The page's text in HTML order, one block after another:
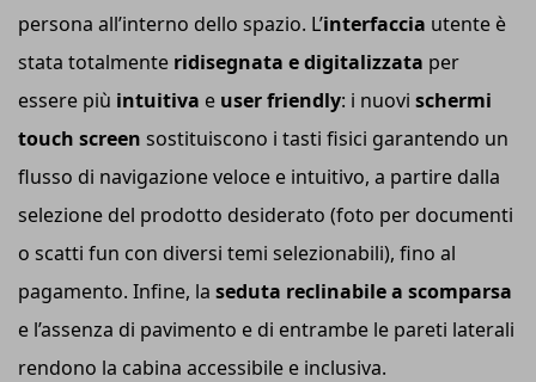
persona all’interno dello spazio. L’interfaccia utente è
stata totalmente ridisegnata e digitalizzata per
essere più intuitiva e user friendly: i nuovi schermi
touch screen sostituiscono i tasti fisici garantendo un
flusso di navigazione veloce e intuitivo, a partire dalla
selezione del prodotto desiderato (foto per documenti
o scatti fun con diversi temi selezionabili), fino al
pagamento. Infine, la seduta reclinabile a scomparsa
e l’assenza di pavimento e di entrambe le pareti laterali
rendono la cabina accessibile e inclusiva.